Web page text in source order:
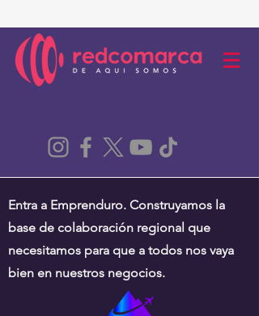
Entra a Emprenduro. Construyamos la
base de colaboración regional que
necesitamos para que a todos nos vaya
bien en nuestros negocios.